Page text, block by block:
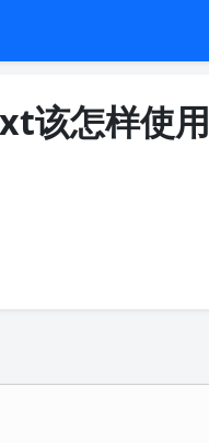
该怎样使用